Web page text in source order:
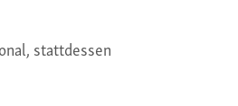
stattdessen